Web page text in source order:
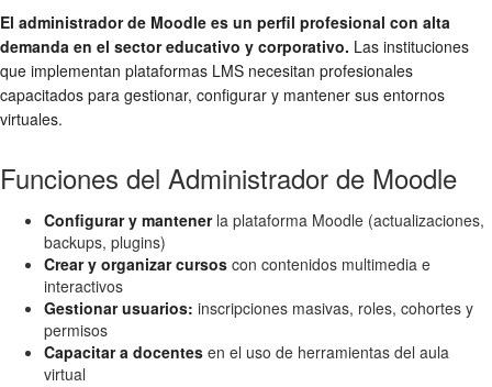
El administrador de Moodle es un perfil profesional con alta
demanda en el sector educativo y corporativo. Las instituciones
que implementan plataformas LMS necesitan profesionales
capacitados para gestionar, configurar y mantener sus entornos
virtuales.
Funciones del Administrador de Moodle
Configurar y mantenerla plataforma Moodle (actualizaciones,
backups, plugins)
Crear y organizar cursos con contenidos multimedia e
interactivos
Gestionar usuarios: inscripciones masivas, roles, cohortes y
permisos
Capacitar a docentes en el uso de herramientas del aula
virtual